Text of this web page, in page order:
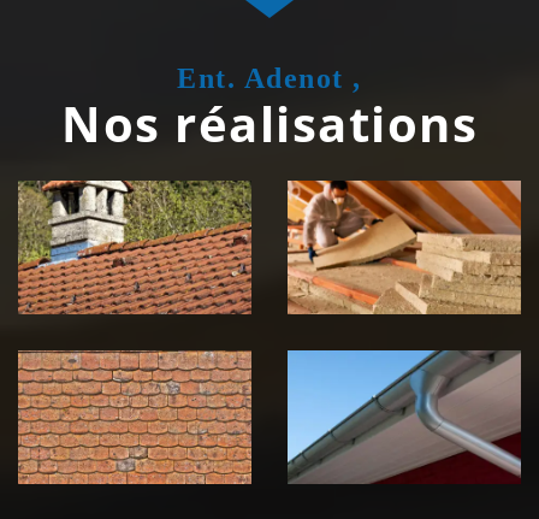
Ent. Adenot ,
Nos réalisations
Couvreur
zingueur 39
Jura
Isolation de
toiture 39
Jura
démoussage de
toiture 39
Jura
pose de
gouttière 39
Jura